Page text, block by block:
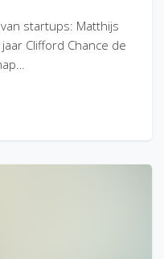
startups: Matthijs
Clifford Chance de